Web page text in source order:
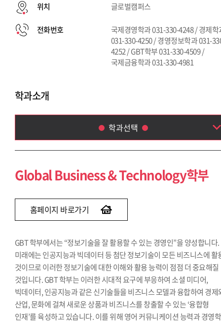
위치 글로벌캠퍼스
전화번호
국제경영학과 031-330-4248 / 경제학
031-330-4250 / 경영정보학과 031-
4252 / GBT학부 031-330-4509 /
국제금융학과 031-330-4981
학과소개
학과선택
Global Business & Technology학부
국제경영학과(~2013)
경영정보학과(~2015)
Global Business & Technology학부
홈페이지 바로가기
GBT 학부에서는 “정보기술을 잘 활용할 수 있는 경영인”을 양성합니다.
미래에는 인공지능과 빅데이터 등 첨단 정보기술이 모든 비즈니스에 활
것이므로 이러한 정보기술에 대한 이해와 활용 능력이 점점 더 중요해질
것입니다. GBT 학부는 이러한 시대적 요구에 부응하여 소셜 미디어,
빅데이터, 인공지능과 같은 신기술들을 비즈니스 모델과 융합하여 경제
산업, 문화에 걸쳐 새로운 상품과 비즈니스를 창출할 수 있는 ‘융합형
인재’를 육성하고 있습니다. 이를 위해 영어 커뮤니케이션 능력과 경영학